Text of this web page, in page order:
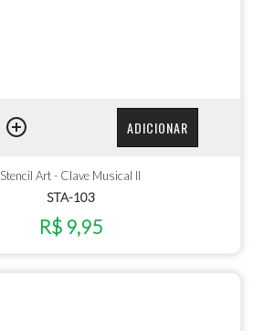
ADICIONAR
Stencil Art - Clave Musical II
STA-103
R$ 9,95